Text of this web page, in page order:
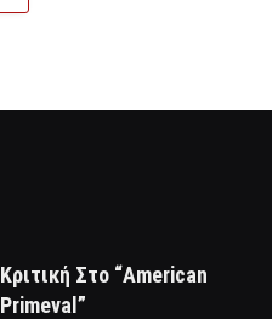
Κριτική Στο “American
Primeval”